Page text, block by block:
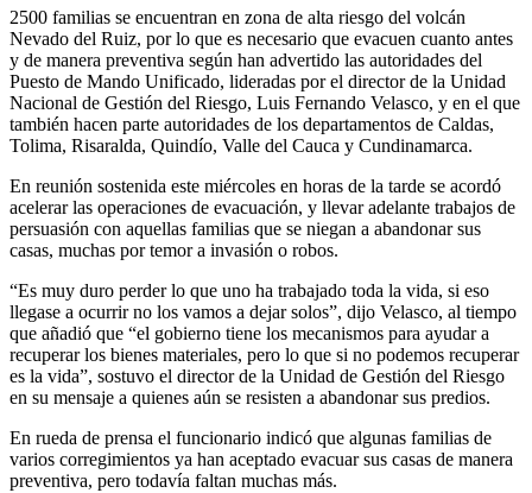
2500 familias se encuentran en zona de alta riesgo del volcán
Nevado del Ruiz, por lo que es necesario que evacuen cuanto antes
y de manera preventiva según han advertido las autoridades del
Puesto de Mando Unificado, lideradas por el director de la Unidad
Nacional de Gestión del Riesgo, Luis Fernando Velasco, y en el que
también hacen parte autoridades de los departamentos de Caldas,
Tolima, Risaralda, Quindío, Valle del Cauca y Cundinamarca.
En reunión sostenida este miércoles en horas de la tarde se acordó
acelerar las operaciones de evacuación, y llevar adelante trabajos de
persuasión con aquellas familias que se niegan a abandonar sus
casas, muchas por temor a invasión o robos.
“Es muy duro perder lo que uno ha trabajado toda la vida, si eso
llegase a ocurrir no los vamos a dejar solos”, dijo Velasco, al tiempo
que añadió que “el gobierno tiene los mecanismos para ayudar a
recuperar los bienes materiales, pero lo que si no podemos recuperar
es la vida”, sostuvo el director de la Unidad de Gestión del Riesgo
en su mensaje a quienes aún se resisten a abandonar sus predios.
En rueda de prensa el funcionario indicó que algunas familias de
varios corregimientos ya han aceptado evacuar sus casas de manera
preventiva, pero todavía faltan muchas más.